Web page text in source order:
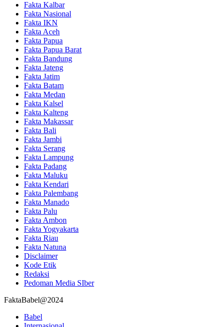
Fakta Kalbar
Fakta Nasional
Fakta IKN
Fakta Aceh
Fakta Papua
Fakta Papua Barat
Fakta Bandung
Fakta Jateng
Fakta Jatim
Fakta Batam
Fakta Medan
Fakta Kalsel
Fakta Kalteng
Fakta Makassar
Fakta Bali
Fakta Jambi
Fakta Serang
Fakta Lampung
Fakta Padang
Fakta Maluku
Fakta Kendari
Fakta Palembang
Fakta Manado
Fakta Palu
Fakta Ambon
Fakta Yogyakarta
Fakta Riau
Fakta Natuna
Disclaimer
Kode Etik
Redaksi
Pedoman Media SIber
FaktaBabel@2024
Babel